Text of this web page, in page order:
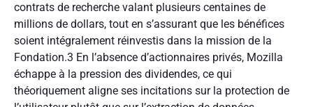
contrats de recherche valant plusieurs centaines de
millions de dollars, tout en s’assurant que les bénéfices
soient intégralement réinvestis dans la mission de la
Fondation.3 En l’absence d’actionnaires privés, Mozilla
échappe à la pression des dividendes, ce qui
théoriquement aligne ses incitations sur la protection de